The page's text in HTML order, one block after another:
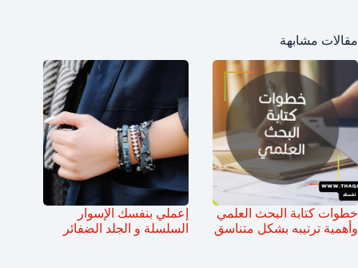
مقالات مشابهة
خطوات كتابة البحث العلمي
وأهمية ترتيبه بشكل متناسق
إعملي بنفسك الإسوار
السلسلة و الجلد الضفائر